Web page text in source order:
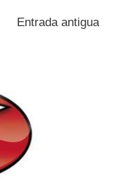
Entrada antigua